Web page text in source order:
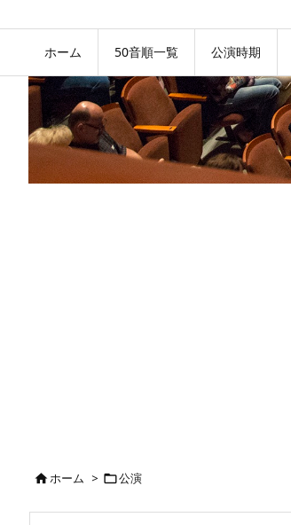
ホーム 50音順一覧 公演時期
ホーム > 公演